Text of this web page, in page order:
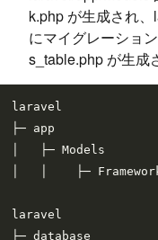
k.php が生成され
にマイグレーショ
s_table.php が生成
laravel
├─ app
│   ├─ Models
│   │    ├─
laravel
├─ database